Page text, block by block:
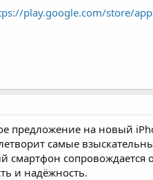
play.google.com/store/
предложение на новый
самые
смартфон
и надёжность.